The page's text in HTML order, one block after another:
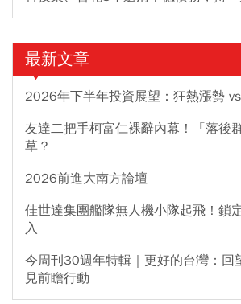
最新文章
2026年下半年投資展望：狂熱漲勢
友達二把手柯富仁裸辭內幕！「落後
草？
2026前進大南方論壇
佳世達集團艦隊無人機小隊起飛！鎖
入
今周刊30週年特輯｜更好的台灣：回
見前瞻行動